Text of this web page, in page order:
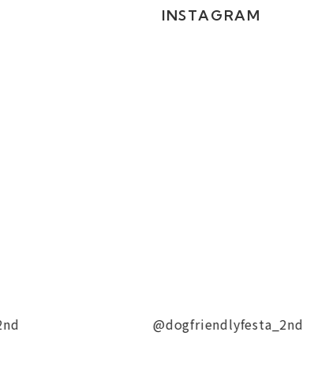
INSTAGRAM
@dogfriendlyfesta_2nd